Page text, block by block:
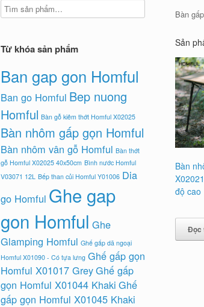
Bàn
Sản
Bàn
độ cao
Đọc
Từ khóa sản phẩm
Ban gap gon Homful
Ban go Homful Bep nuong
Homful Bàn gỗ kiêm thớt Homful X02025
Bàn nhôm gấp gọn Homful
Bàn nhôm vân gỗ Homful Bàn thớt
gỗ Homful X02025 40x50cm Bình nước Homful
V03071 12L Bếp than củi Homful Y01006 Dia
go Homful Ghe gap
gon Homful Ghe
Glamping Homful Ghế gấp dã ngoại
Homful X01090 - Có tựa lưng Ghế gấp gọn
Homful X01017 GreyGhế gấp
gọn Homful X01044 Khaki Ghế
gấp gọn Homful X01045 Khaki